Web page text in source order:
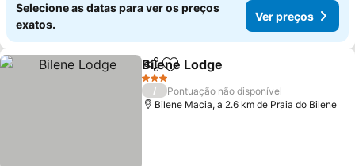
Selecione as datas para ver os preços
exatos.
Ver preços
PartilharAdicionar aos favoritos
Bilene Lodge
3 Estrelas
/
Pontuação não disponível
Bilene Macia, a 2.6 km de Praia do Bilene